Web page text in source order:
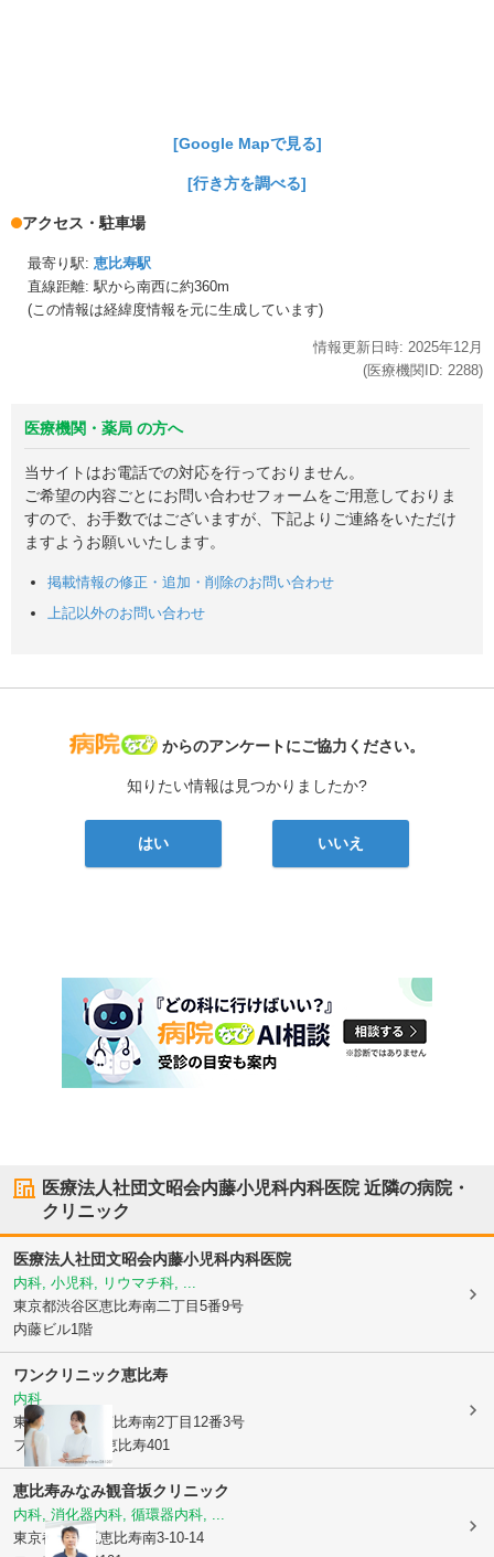
[Google Mapで見る]
[行き方を調べる]
アクセス・駐車場
最寄り駅: 恵比寿駅
直線距離: 駅から南西に約360m
(この情報は経緯度情報を元に生成しています)
情報更新日時: 2025年12月
(医療機関ID: 2288)
医療機関・薬局 の方へ
当サイトはお電話での対応を行っておりません。
ご希望の内容ごとにお問い合わせフォームをご用意しておりま
すので、お手数ではございますが、下記よりご連絡をいただけ
ますようお願いいたします。
掲載情報の修正・追加・削除のお問い合わせ
上記以外のお問い合わせ
病院なび
からのアンケートにご協力ください。
知りたい情報は見つかりましたか?
はい いいえ
医療法人社団文昭会内藤小児科内科医院近隣の病院・
クリニック
医療法人社団文昭会内藤小児科内科医院
内科, 小児科, リウマチ科, ...
東京都渋谷区恵比寿南二丁目5番9号
内藤ビル1階
ワンクリニック恵比寿
内科
東京都渋谷区
恵比寿南2丁目12番3号
フォーレスト 恵比寿401
恵比寿みなみ観音坂クリニック
内科, 消化器内科, 循環器内科, ...
東京都渋谷区恵比寿南3-10-14